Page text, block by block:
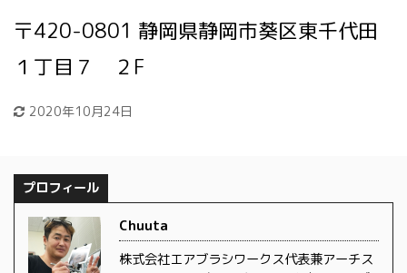
〒420-0801 静岡県静岡市葵区東千代田
１丁目７ ２F
2020年10月24日
プロフィール
Chuuta
株式会社エアブラシワークス代表兼アーチス